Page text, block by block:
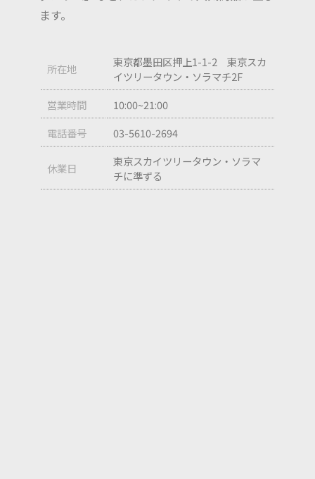
ます。
所在地
東京都墨田区押上1-1-2 東京スカ
イツリータウン・ソラマチ2F
営業時間
10:00~21:00
電話番号
03-5610-2694
休業日
東京スカイツリータウン・ソラマ
チに準ずる